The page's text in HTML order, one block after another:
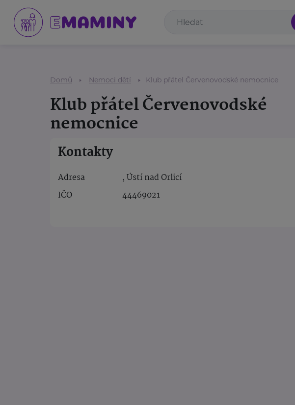
Domů Nemoci dětí Klub přátel Červenovodské nemocnice
Klub přátel Červenovodské
nemocnice
Kontakty
Adresa
, Ústí nad Orlicí
IČO
44469021